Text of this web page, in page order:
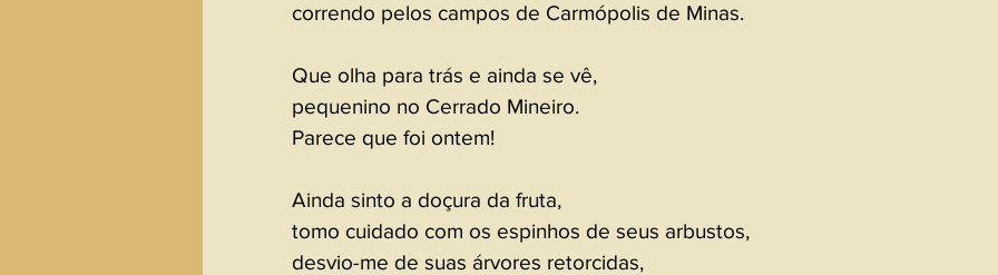
correndo pelos campos de Carmópolis de Minas.
Que olha para trás e ainda se vê,
pequenino no Cerrado Mineiro.
Parece que foi ontem!
Ainda sinto a doçura da fruta,
tomo cuidado com os espinhos de seus arbustos,
desvio-me de suas árvores retorcidas,